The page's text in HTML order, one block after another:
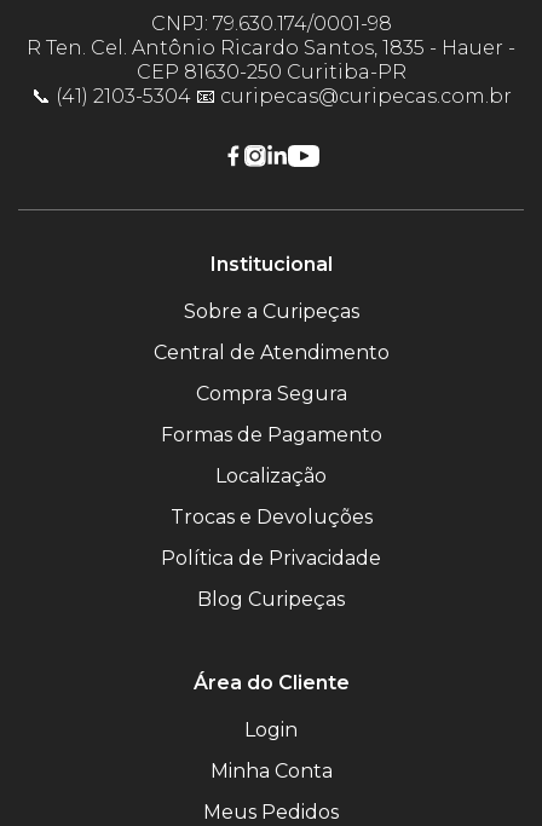
CNPJ: 79.630.174/0001-98
R Ten. Cel. Antônio Ricardo Santos, 1835 - Hauer -
CEP 81630-250 Curitiba-PR
📞 (41) 2103-5304 📧 curipecas@curipecas.com.br
Institucional
Sobre a Curipeças
Central de Atendimento
Compra Segura
Formas de Pagamento
Localização
Trocas e Devoluções
Política de Privacidade
Blog Curipeças
Área do Cliente
Login
Minha Conta
Meus Pedidos